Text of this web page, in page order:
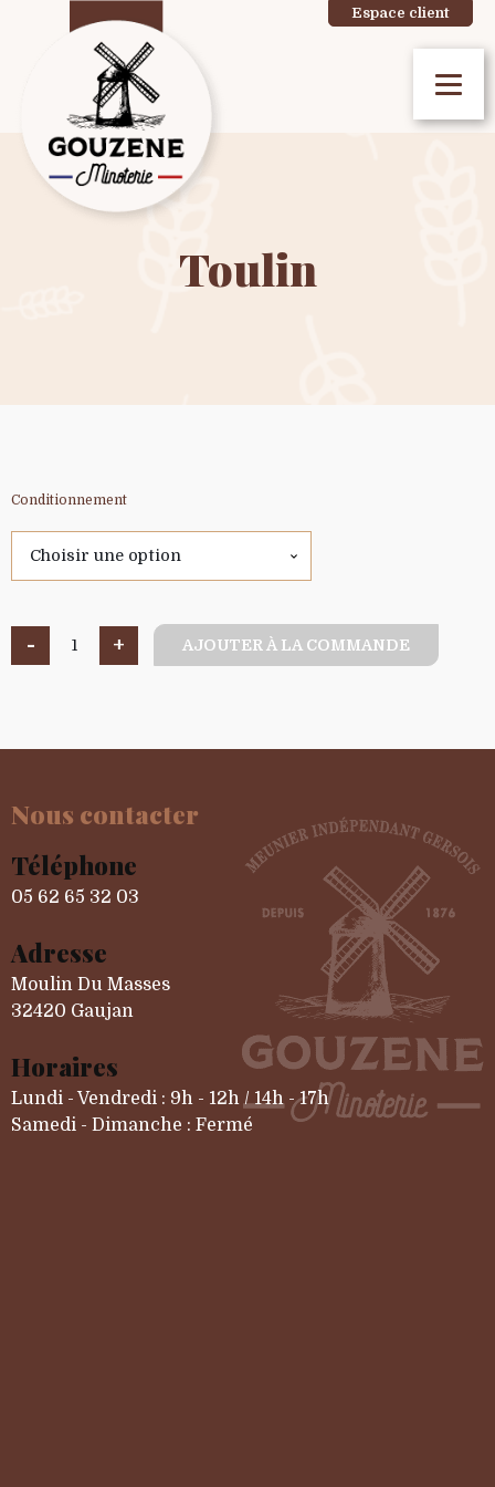
Espace client
Toulin
Conditionnement
- + AJOUTER À LA COMMANDE
Nous contacter
Téléphone
05 62 65 32 03
Adresse
Moulin Du Masses
32420 Gaujan
Horaires
Lundi - Vendredi : 9h - 12h / 14h - 17h
Samedi - Dimanche : Fermé